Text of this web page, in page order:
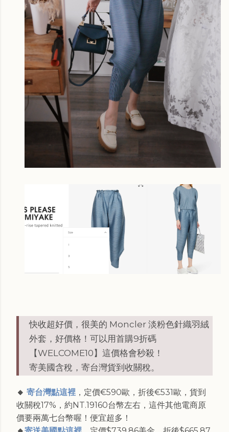
快收超好價，很美的 Moncler 淡粉色針織羽絨
外套，好價格！可以用首購9折碼
【WELCOME10】這價格會秒殺！
寄美國含稅，寄台灣貨到收關稅。
🔸 寄台灣點這裡 ，定價€590歐，折後€531歐，貨到
收關稅17%，約NT.19160台幣左右，這件其他電商原
價要兩萬七台幣喔！便宜超多！